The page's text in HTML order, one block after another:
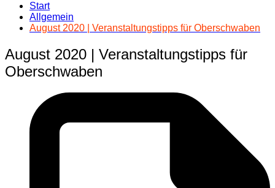
Start
Allgemein
August 2020 | Veranstaltungstipps für Oberschwaben
August 2020 | Veranstaltungstipps für
Oberschwaben